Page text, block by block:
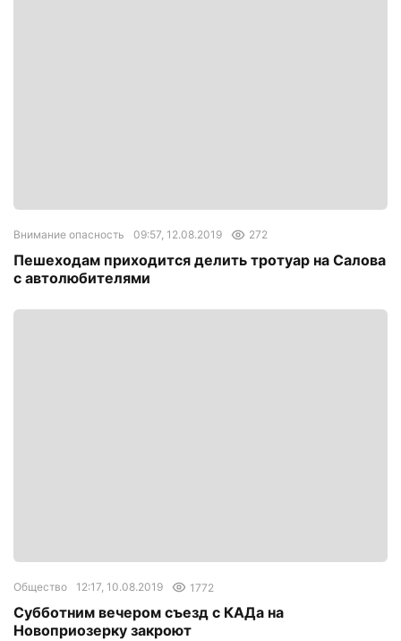
Внимание опасность 09:57, 12.08.2019 272
Пешеходам приходится делить тротуар на Салова
с автолюбителями
Общество 12:17, 10.08.2019 1772
Субботним вечером съезд с КАДа на
Новоприозерку закроют